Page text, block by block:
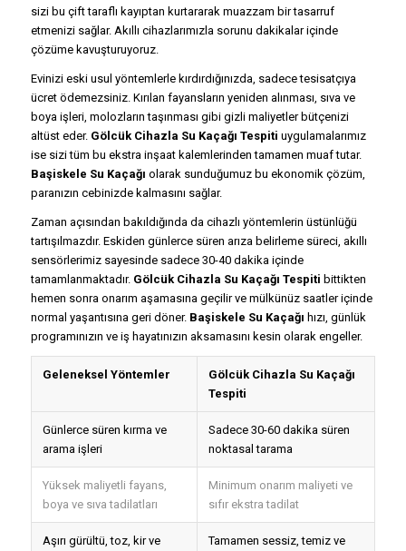
sizi bu çift taraflı kayıptan kurtararak muazzam bir tasarruf
etmenizi sağlar. Akıllı cihazlarımızla sorunu dakikalar içinde
çözüme kavuşturuyoruz.
Evinizi eski usul yöntemlerle kırdırdığınızda, sadece tesisatçıya
ücret ödemezsiniz. Kırılan fayansların yeniden alınması, sıva ve
boya işleri, molozların taşınması gibi gizli maliyetler bütçenizi
altüst eder. Gölcük Cihazla Su Kaçağı Tespiti uygulamalarımız
ise sizi tüm bu ekstra inşaat kalemlerinden tamamen muaf tutar.
Başiskele Su Kaçağı olarak sunduğumuz bu ekonomik çözüm,
paranızın cebinizde kalmasını sağlar.
Zaman açısından bakıldığında da cihazlı yöntemlerin üstünlüğü
tartışılmazdır. Eskiden günlerce süren arıza belirleme süreci, akıllı
sensörlerimiz sayesinde sadece 30-40 dakika içinde
tamamlanmaktadır. Gölcük Cihazla Su Kaçağı Tespiti bittikten
hemen sonra onarım aşamasına geçilir ve mülkünüz saatler içinde
normal yaşantısına geri döner. Başiskele Su Kaçağı hızı, günlük
programınızın ve iş hayatınızın aksamasını kesin olarak engeller.
Geleneksel Yöntemler
Gölcük Cihazla Su Kaçağı
Tespiti
Günlerce süren kırma ve
arama işleri
Sadece 30-60 dakika süren
noktasal tarama
Yüksek maliyetli fayans,
boya ve sıva tadilatları
Minimum onarım maliyeti ve
sıfır ekstra tadilat
Aşırı gürültü, toz, kir ve
Tamamen sessiz, temiz ve